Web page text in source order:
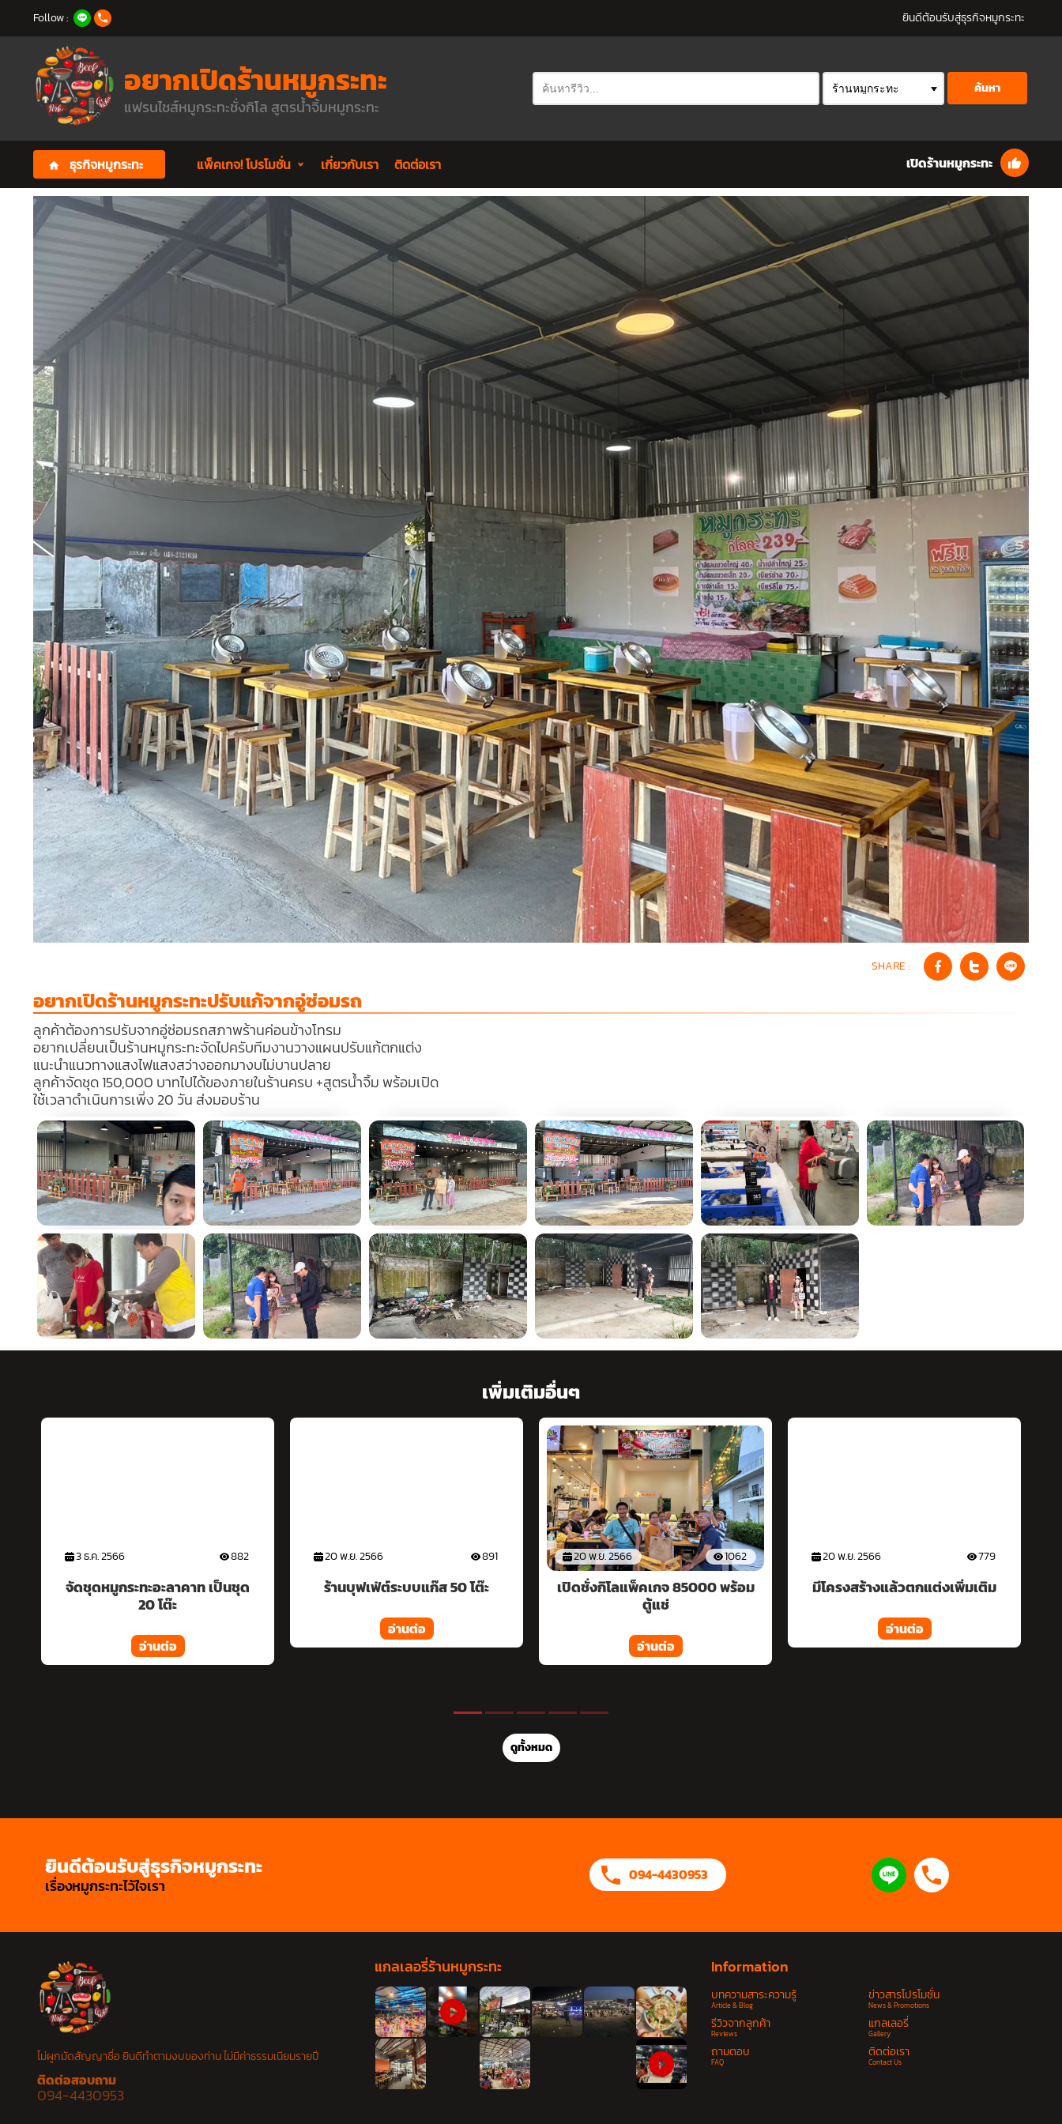
Follow : ยินดีต้อนรับสู่ธุรกิจหมูกระทะ
อยากเปิดร้านหมูกระทะ
แฟรนไชส์หมูกระทะชั่งกิโล สูตรน้ำจิ้มหมูกระทะ
ค้นหา
ธุรกิจหมูกระทะ แพ็คเกจ! โปรโมชั่น เกี่ยวกับเรา ติดต่อเรา เปิดร้านหมูกระทะ
SHARE :
อยากเปิดร้านหมูกระทะปรับแก้จากอู่ซ่อมรถ
ลูกค้าต้องการปรับจากอู่ซ่อมรถสภาพร้านค่อนข้างโทรม
อยากเปลี่ยนเป็นร้านหมูกระทะจัดไปครับทีมงานวางแผนปรับแก้ตกแต่ง
แนะนำแนวทางแสงไฟแสงสว่างออกมางบไม่บานปลาย
ลูกค้าจัดชุด 150,000 บาทไปได้ของภายในร้านครบ +สูตรน้ำจิ้ม พร้อมเปิด
ใช้เวลาดำเนินการเพิ่ง 20 วัน ส่งมอบร้าน
เพิ่มเติมอื่นๆ
20 พ.ย. 2566 891
ร้านบุฟเฟ่ต์ระบบแก๊ส 50 โต๊ะ
20 พ.ย. 2566 1062
เปิดชั่งกิโลแพ็คเกจ 85000 พร้อม
อ่านต่อ
20 พ.ย. 2566 779
มีโครงสร้างแล้วตกแต่งเพิ่มเติม
20 พ.ย. 2566 2194
รีโนทเวทตกแต่งเพิ่มร้านหมูกระทะ
อ่านต่อ
ดูทั้งหมด
ยินดีต้อนรับสู่ธุรกิจหมูกระทะ
เรื่องหมูกระทะไว้ใจเรา
094-4430953
ไม่ผูกมัดสัญญาชื่อ ยินดีทำตามงบของท่าน ไม่มีค่าธรรมเนียมรายปี
ติดต่อสอบถาม
094-4430953
แกลเลอรี่ร้านหมูกระทะ Information
บทความสาระความรู้
Article & Blog
ข่าวสารโปรโมชั่น
News & Promotions
รีวิวจากลูกค้า
Reviews
แกลเลอรี่
Gallery
ถามตอบ
FAQ
ติดต่อเรา
Contact Us